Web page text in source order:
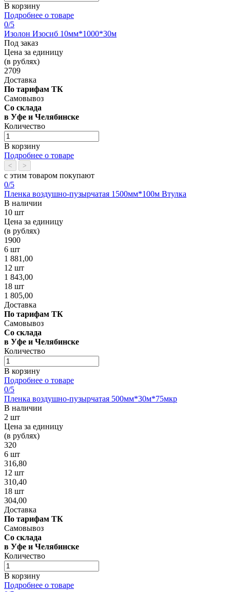
В корзину
Подробнее о товаре
0/5
Изолон Изосиб 10мм*1000*30м
Под заказ
Цена за единицу
(в рублях)
2709
Доставка
По тарифам ТК
Самовывоз
Со склада
в Уфе и Челябинске
Количество
В корзину
Подробнее о товаре
< >
с этим товаром покупают
0/5
Пленка воздушно-пузырчатая 1500мм*100м Втулка
В наличии
10 шт
Цена за единицу
(в рублях)
1900
6 шт
1 881,00
12 шт
1 843,00
18 шт
1 805,00
Доставка
По тарифам ТК
Самовывоз
Со склада
в Уфе и Челябинске
Количество
В корзину
Подробнее о товаре
0/5
Пленка воздушно-пузырчатая 500мм*30м*75мкр
В наличии
2 шт
Цена за единицу
(в рублях)
320
6 шт
316,80
12 шт
310,40
18 шт
304,00
Доставка
По тарифам ТК
Самовывоз
Со склада
в Уфе и Челябинске
Количество
В корзину
Подробнее о товаре